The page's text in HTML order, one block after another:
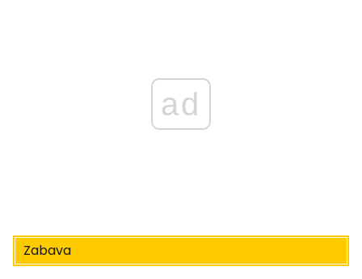
ad
Zabava